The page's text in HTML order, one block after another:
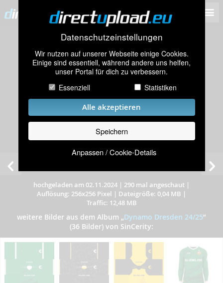
Datenschutzeinstellungen
Wir nutzen auf unserer Webseite einige Cookies.
Einige sind essentiell, während andere uns helfen,
unser Portal für dich zu verbessern.
Essenziell
Statistiken
Alle akzeptieren
Speichern
Anpassen / Cookie-Details
hochgeladen am 02.11.2024 | 290 mal angeschaut |
Auflösung: 256x256 Pixel | Dateigröße: 0,04 MB |
Traffic: 12,48 MB
weitere Bilder aus dem Album „Dynamo Dresden 24/25”
(36 Bilder) von SinCerity: